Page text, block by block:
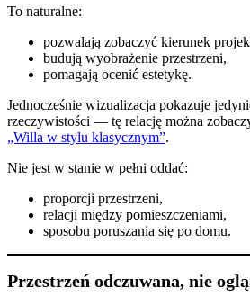
To naturalne:
pozwalają zobaczyć kierunek
budują wyobrażenie przestrzeni,
pomagają ocenić estetykę.
Jednocześnie wizualizacja pokazuje
rzeczywistości — tę relację można
„Willa w stylu klasycznym”.
Nie jest w stanie w pełni oddać:
proporcji przestrzeni,
relacji między pomieszczeniami,
sposobu poruszania się po domu.
Przestrzeń odczuwana, nie